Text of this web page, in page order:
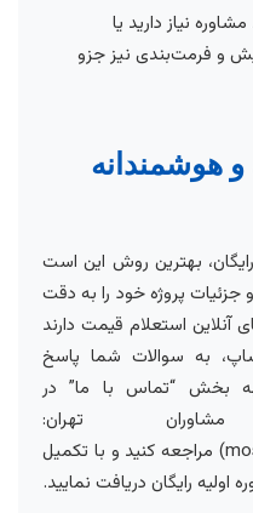
نیاز دارید یا
و فرمت‌بندی نیز جزو
و هوشمندانه
بهترین روش این است
پروژه خود را به دقت
آنلاین استعلام قیمت دارند
به سوالات شما پاسخ
به بخش “تماس با ما” در
تهران:
moshaveranetehran.ir/withcontact) مراجعه کنید و با تکمیل
رایگان دریافت نمایید.